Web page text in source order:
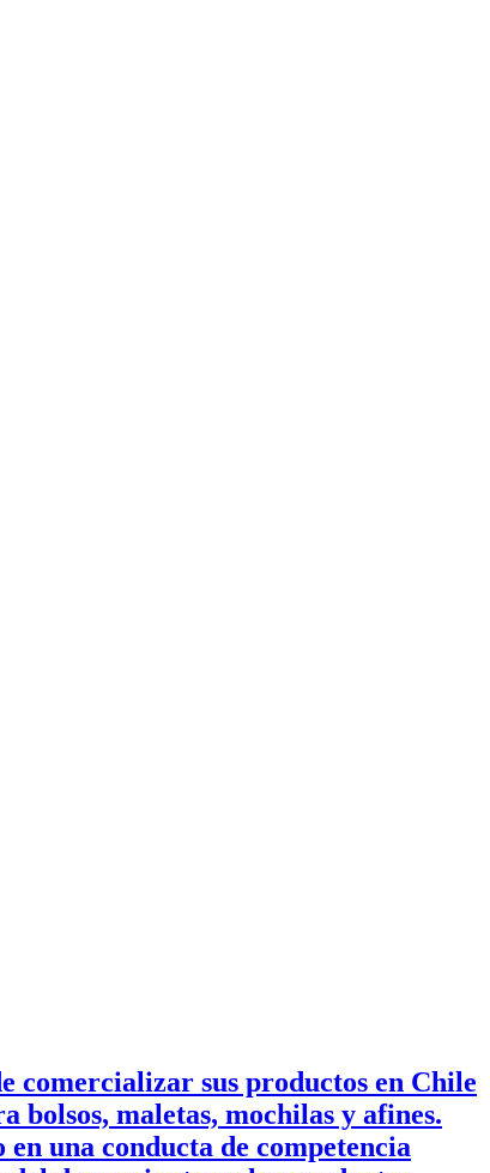
comercializar sus productos en Chile
maletas, mochilas y afines.
una conducta de competencia